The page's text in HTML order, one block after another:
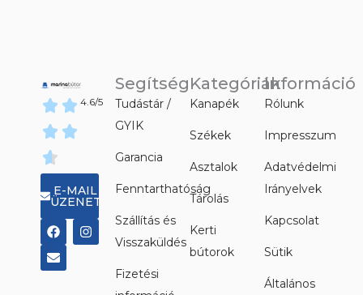
4.6/5
E-MAIL
ÜZENET
F
a
c
e
I
n
E
n
v
e
Segítség
Tudástár /
GYIK
Garancia
Fenntarthatóság
Szállítás és
Visszaküldés
Fizetési
Kategóriák
Kanapék
Székek
Asztalok
Tárolás
Kerti
bútorok
Információ
Rólunk
Impresszum
Adatvédelmi
Irányelvek
Kapcsolat
Sütik
Általános